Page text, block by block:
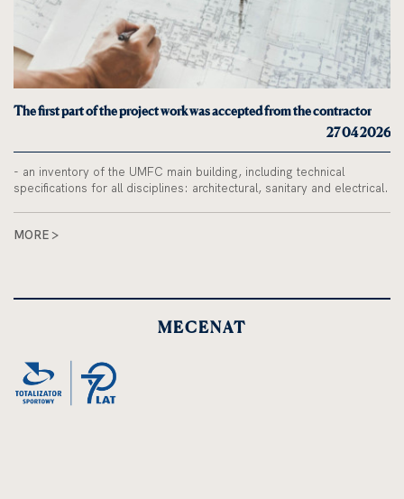
The first part of the project work was accepted from the contractor
27 04 2026
- an inventory of the UMFC main building, including technical
specifications for all disciplines: architectural, sanitary and electrical.
MORE >
MECENAT